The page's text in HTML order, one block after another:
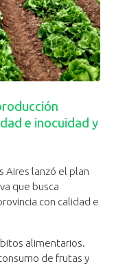
e inocuidad y
Aires lanzó el plan
que busca
con calidad e
alimentarios.
de frutas y